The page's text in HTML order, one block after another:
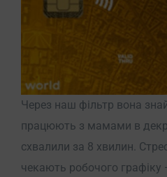
Через наш фільтр вона
працюють з мамами в
схвалили за 8 хвилин.
чекають робочого